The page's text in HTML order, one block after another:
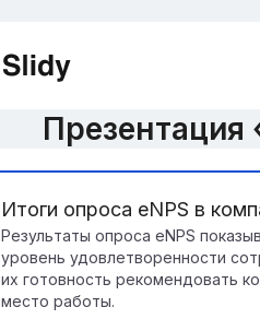
Итоги опроса eNPS в
Результаты опроса eNPS
уровень удовлетворенности
их готовность рекомендовать
место работы.